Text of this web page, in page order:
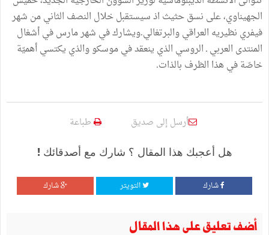
الجهيناوي، على نسق حثيث اذ سيستقبل خلال النصف الثاني من شهر
فيفري نظيريه العراقي والبرتغالي.ويشارك في شهر مارس في أشغال
المنتدى العربي ـ الروسي الذي ينعقد في موسكو والذي يكتسي أهميّة
خاصّة في هذا الظرف بالذات.
أرسل إلى صديق طباعة
هل أعجبك هذا المقال ؟ شارك مع أصدقائك !
شارك التويتر شارك
أضف تعليق على هذا المقال